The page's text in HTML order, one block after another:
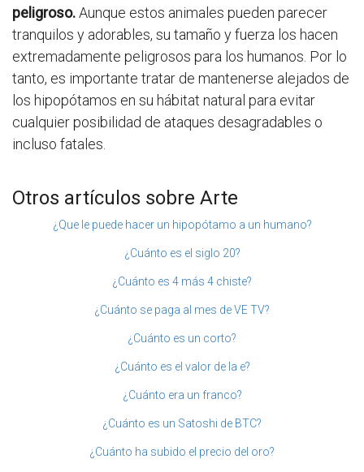
peligroso.Aunque estos animales pueden parecer
tranquilos y adorables, su tamaño y fuerza los hacen
extremadamente peligrosos para los humanos. Por lo
tanto, es importante tratar de mantenerse alejados de
los hipopótamos en su hábitat natural para evitar
cualquier posibilidad de ataques desagradables o
incluso fatales.
Otros artículos sobre Arte
¿Que le puede hacer un hipopótamo a un humano?
¿Cuánto es el siglo 20?
¿Cuánto es 4 más 4 chiste?
¿Cuánto se paga al mes de VE TV?
¿Cuánto es un corto?
¿Cuánto es el valor de la e?
¿Cuánto era un franco?
¿Cuánto es un Satoshi de BTC?
¿Cuánto ha subido el precio del oro?